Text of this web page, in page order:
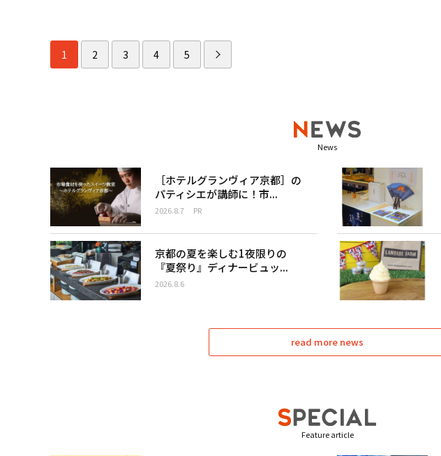
1 2 3 4 5
News
［ホテルグランヴィア京都］の
パティシエが講師に！市...
2026.8.7 PR
京都の夏を楽しむ1夜限りの
『夏祭り』ディナービュッ...
2026.8.6
read more news
Feature article